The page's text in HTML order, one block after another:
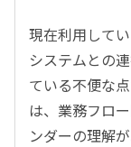
現在利用して
システムとの
ている不便な
は、業務フロ
ンダーの理解